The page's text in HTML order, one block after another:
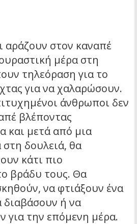
αράζουν στον καναπέ
μέρα στη
τηλεόραση για το
για να χαλαρώσουν.
άνθρωποι δεν
βλέποντας
και μετά από μια
δουλειά, θα
κάτι πιο
βράδυ τους. Θα
να φτιάξουν ένα
διαβάσουν ή να
για την επόμενη μέρα.